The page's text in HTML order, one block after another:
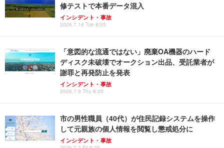
修テストで本番データ混入
インシデント・事故
2026.7.14 Tue 8:05
「意図的な流通ではない」廃棄OA機器のハード
ディスク未破壊でオークション出品、受託業者が
謝罪と再発防止を発表
インシデント・事故
2026.7.9 Thu 8:05
市の男性職員（40代）が住民記録システムを操作
して元親族の個人情報を閲覧し懲戒処分に
インシデント・事故